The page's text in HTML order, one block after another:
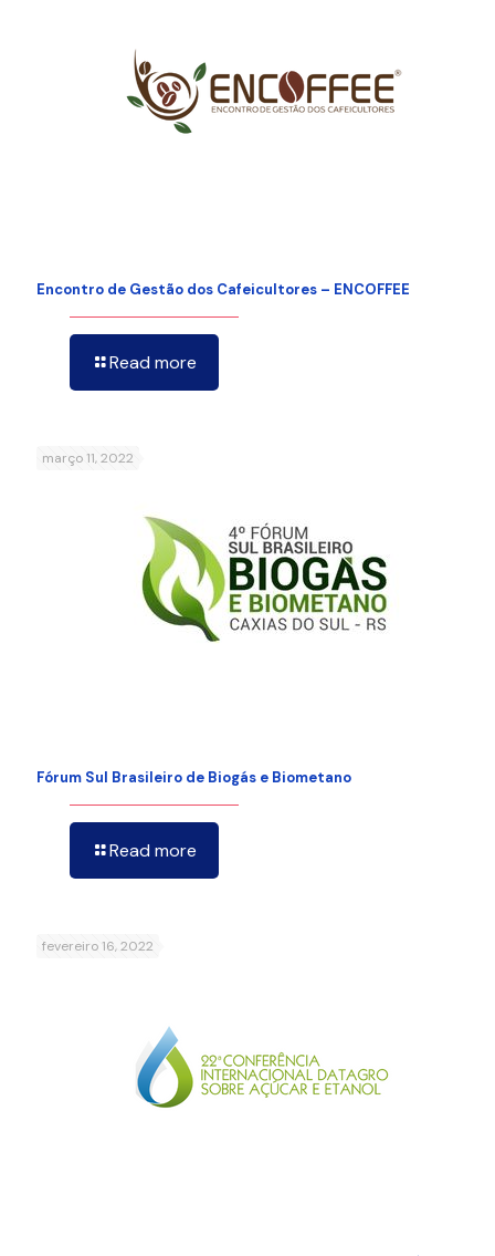
Encontro de Gestão dos Cafeicultores – ENCOFFEE
Read more
março 11, 2022
Fórum Sul Brasileiro de Biogás e Biometano
Read more
fevereiro 16, 2022